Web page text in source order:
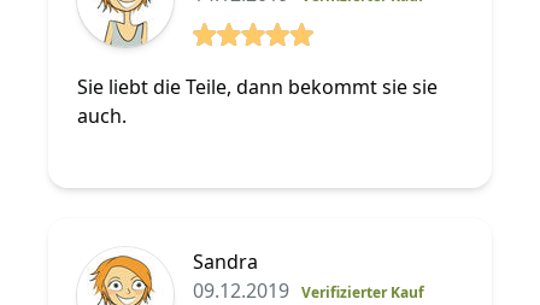
Sie liebt die Teile, dann bekommt sie sie
auch.
Sandra
09.12.2019 Verifizierter Kauf